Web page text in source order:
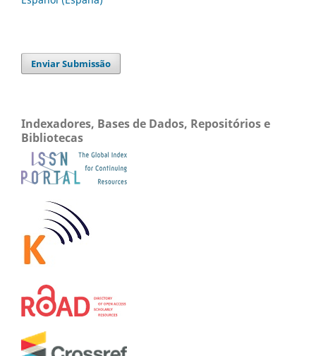
Enviar Submissão
Indexadores, Bases de Dados, Repositórios e
Bibliotecas